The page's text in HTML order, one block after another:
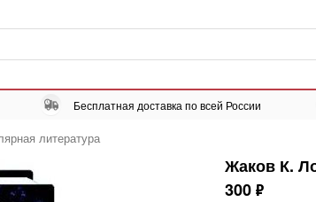
Бесплатная доставка по всей России
литература
Жаков К.
300 ф